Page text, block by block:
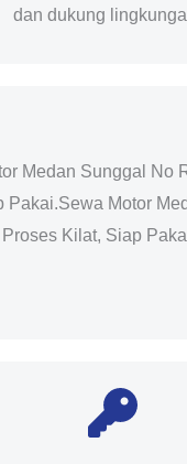
dan dukung
Medan Sunggal No
Pakai.Sewa Motor
Kilat, Siap